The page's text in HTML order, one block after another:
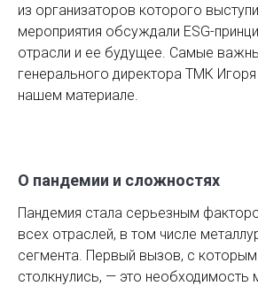
из организаторов которого
мероприятия обсуждали ESG-
отрасли и ее будущее. Самые
генерального директора ТМК
нашем материале.
О пандемии и сложностях
Пандемия стала серьезным
всех отраслей, в том числе
сегмента. Первый вызов, с
столкнулись, — это необходимость